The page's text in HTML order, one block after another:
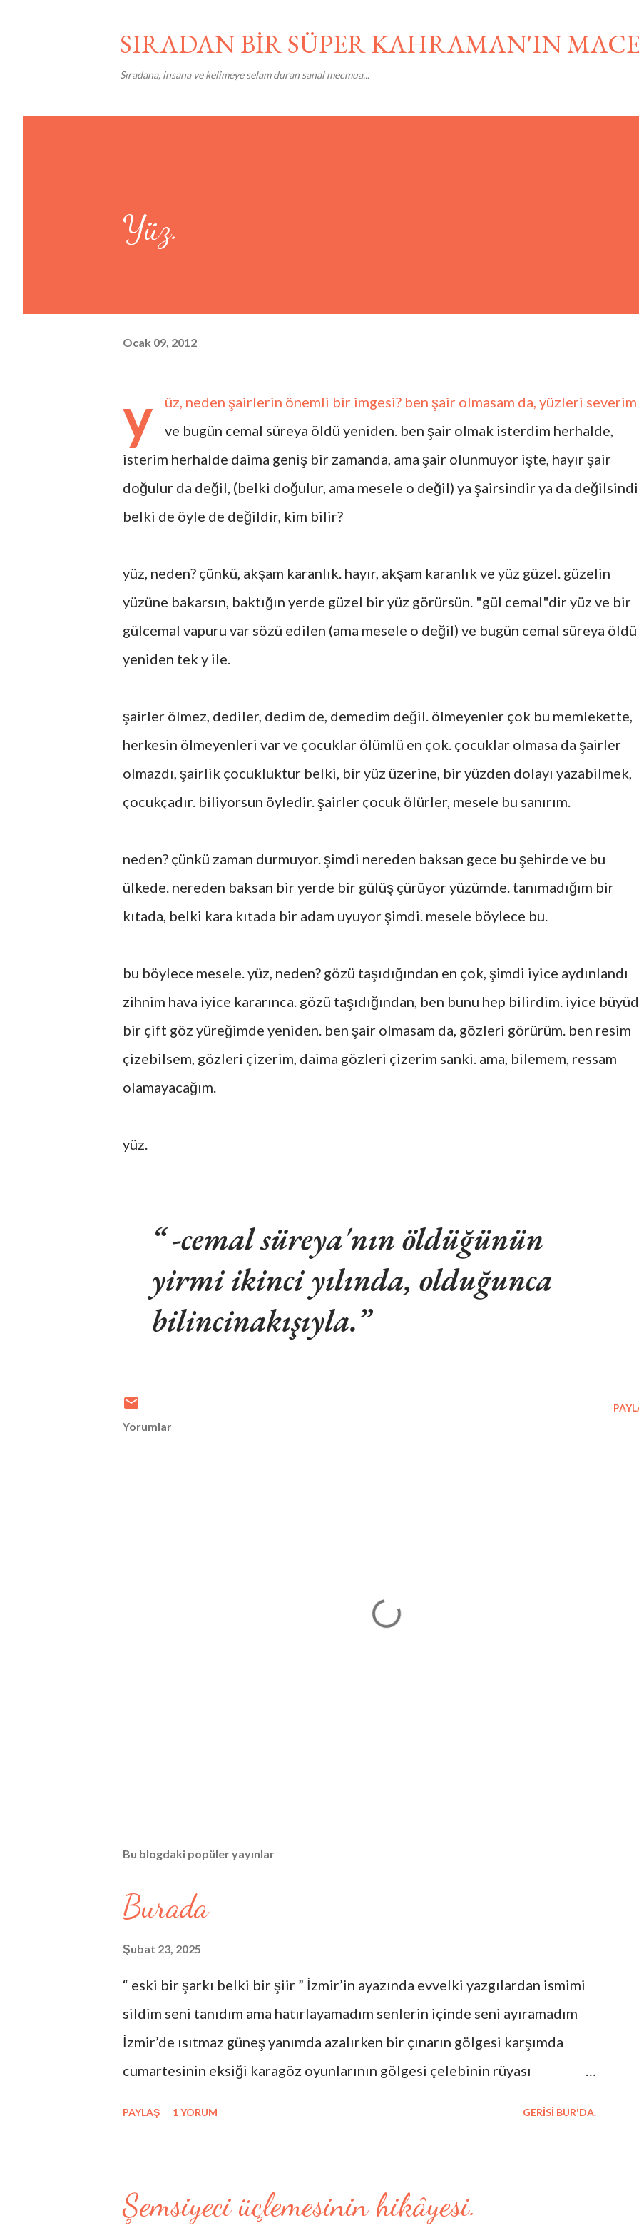
SIRADAN BİR SÜPER KAHRAMAN'IN
Sıradana, insana ve kelimeye selam duran sanal mecmua...
Yüz.
Ocak 09, 2012
y
üz, neden şairlerin önemli bir imgesi? ben şair olmasam da, yüzleri severim
ve bugün cemal süreya öldü yeniden. ben şair olmak isterdim herhalde,
isterim herhalde daima geniş bir zamanda, ama şair olunmuyor işte, hayır şair
doğulur da değil, (belki doğulur, ama mesele o değil) ya şairsindir ya da
belki de öyle de değildir, kim bilir?
yüz, neden? çünkü, akşam karanlık. hayır, akşam karanlık ve yüz güzel. güzelin
yüzüne bakarsın, baktığın yerde güzel bir yüz görürsün. "gül cemal"dir yüz ve bir
gülcemal vapuru var sözü edilen (ama mesele o değil) ve bugün cemal süreya öldü
yeniden tek y ile.
şairler ölmez, dediler, dedim de, demedim değil. ölmeyenler çok bu memlekette,
herkesin ölmeyenleri var ve çocuklar ölümlü en çok. çocuklar olmasa da şairler
olmazdı, şairlik çocukluktur belki, bir yüz üzerine, bir yüzden dolayı yazabilmek,
çocukçadır. biliyorsun öyledir. şairler çocuk ölürler, mesele bu sanırım.
neden? çünkü zaman durmuyor. şimdi nereden baksan gece bu şehirde ve bu
ülkede. nereden baksan bir yerde bir gülüş çürüyor yüzümde. tanımadığım bir
kıtada, belki kara kıtada bir adam uyuyor şimdi. mesele böylece bu.
bu böylece mesele. yüz, neden? gözü taşıdığından en çok, şimdi iyice aydınlandı
zihnim hava iyice kararınca. gözü taşıdığından, ben bunu hep bilirdim. iyice
bir çift göz yüreğimde yeniden. ben şair olmasam da, gözleri görürüm. ben resim
çizebilsem, gözleri çizerim, daima gözleri çizerim sanki. ama, bilemem, ressam
olamayacağım.
yüz.
-cemal süreya'nın öldüğünün
yirmi ikinci yılında, olduğunca
bilincinakışıyla.
Yorumlar
Bu blogdaki popüler yayınlar
Burada
Şubat 23, 2025
“ eski bir şarkı belki bir şiir ” İzmir’in ayazında evvelki yazgılardan ismimi
sildim seni tanıdım ama hatırlayamadım senlerin içinde seni ayıramadım
İzmir’de ısıtmaz güneş yanımda azalırken bir çınarın gölgesi karşımda
cumartesinin eksiği karagöz oyunlarının gölgesi çelebinin rüyası
çarpar şimdiden şehla bakıyor gözlerin) İzmir şehrim işim resim yazmaktır
PAYLAŞ 1 YORUM GERISI BUR'DA.
Şemsiyeci üçlemesinin hikâyesi.